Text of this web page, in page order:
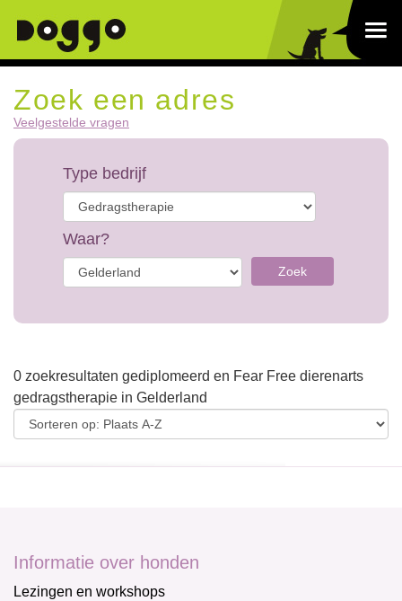
Zoek een adres
Veelgestelde vragen
Type bedrijf
Waar?
Zoek
0 zoekresultaten gediplomeerd en Fear Free dierenarts
gedragstherapie in Gelderland
Informatie over honden
Lezingen en workshops